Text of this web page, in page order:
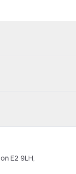
E2 9LH,